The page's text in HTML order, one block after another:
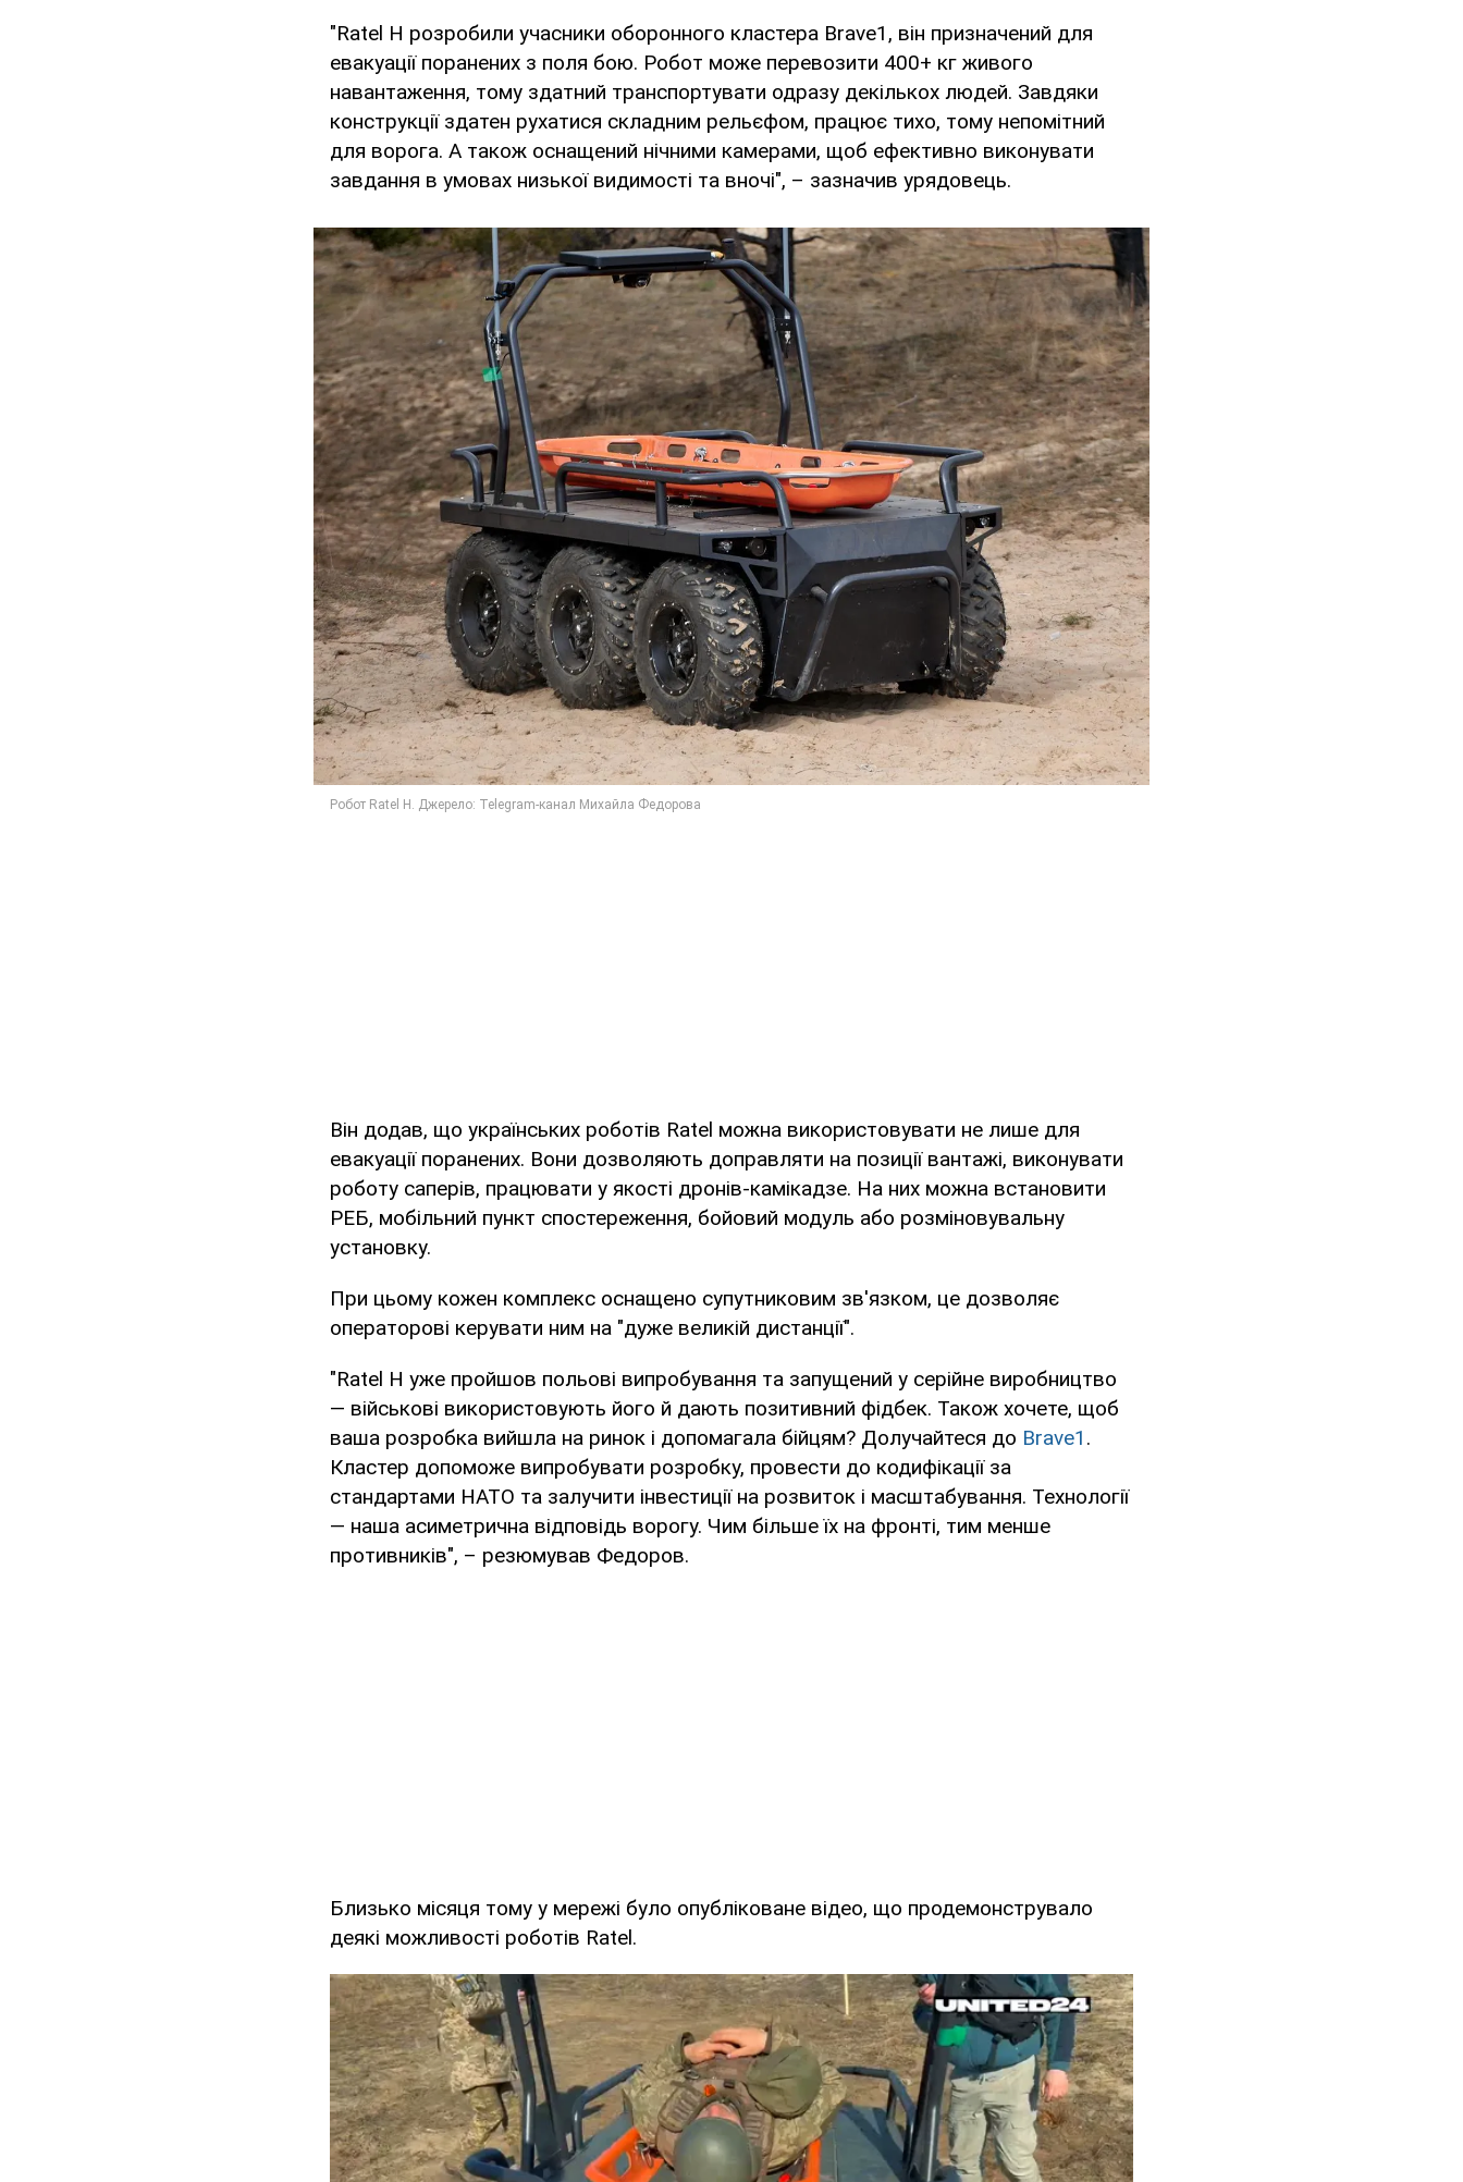
"Ratel Н розробили учасники оборонного кластера Brave1, він призначений для
евакуації поранених з поля бою. Робот може перевозити 400+ кг живого
навантаження, тому здатний транспортувати одразу декількох людей. Завдяки
конструкції здатен рухатися складним рельєфом, працює тихо, тому непомітний
для ворога. А також оснащений нічними камерами, щоб ефективно виконувати
завдання в умовах низької видимості та вночі", – зазначив урядовець.
Він додав, що українських роботів Ratel можна використовувати не лише для
евакуації поранених. Вони дозволяють доправляти на позиції вантажі, виконувати
роботу саперів, працювати у якості дронів-камікадзе. На них можна встановити
РЕБ, мобільний пункт спостереження, бойовий модуль або розміновувальну
установку.
При цьому кожен комплекс оснащено супутниковим зв'язком, це дозволяє
операторові керувати ним на "дуже великій дистанції".
"Ratel Н уже пройшов польові випробування та запущений у серійне виробництво
— військові використовують його й дають позитивний фідбек. Також хочете, щоб
ваша розробка вийшла на ринок і допомагала бійцям? Долучайтеся до Brave1 .
Кластер допоможе випробувати розробку, провести до кодифікації за
стандартами НАТО та залучити інвестиції на розвиток і масштабування. Технології
— наша асиметрична відповідь ворогу. Чим більше їх на фронті, тим менше
противників", – резюмував Федоров.
Близько місяця тому у мережі було опубліковане відео, що продемонструвало
деякі можливості роботів Ratel.